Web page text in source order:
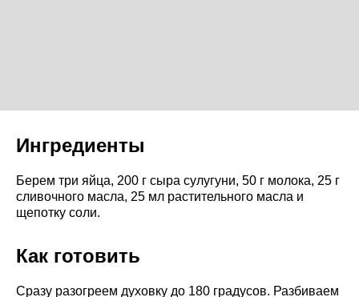
Ингредиенты
Берем три яйца, 200 г сыра сулугуни, 50 г молока, 25 г
сливочного масла, 25 мл растительного масла и
щепотку соли.
Как готовить
Сразу разогреем духовку до 180 градусов. Разбиваем